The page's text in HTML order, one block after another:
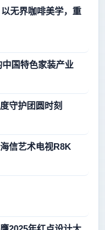
无界咖啡美学，重
界领先的中国特色家装产业
守护团圆时刻
信艺术电视R8K